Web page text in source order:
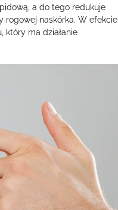
a do tego redukuje
rogowej naskórka. W efekcie
który ma działanie